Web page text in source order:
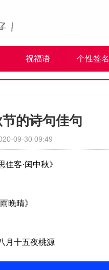
祝福语 个性签名
的诗句佳句
09-30 09:49
客·闰中秋》
晚晴》
月十五夜桃源